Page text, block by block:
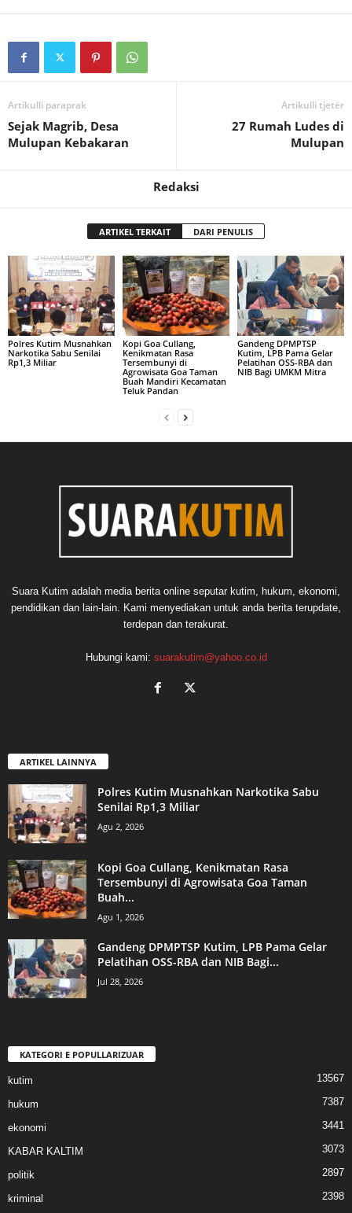
Artikulli paraprak
Sejak Magrib, Desa
Mulupan Kebakaran
Artikulli tjetër
27 Rumah Ludes di
Mulupan
Redaksi
ARTIKEL TERKAIT DARI PENULIS
Polres Kutim Musnahkan
Narkotika Sabu Senilai
Rp1,3 Miliar
Kopi Goa Cullang,
Kenikmatan Rasa
Tersembunyi di
Agrowisata Goa Taman
Buah Mandiri Kecamatan
Teluk Pandan
Gandeng DPMPTSP
Kutim, LPB Pama Gelar
Pelatihan OSS-RBA dan
NIB Bagi UMKM Mitra
Suara Kutim adalah media berita online seputar kutim, hukum, ekonomi,
pendidikan dan lain-lain. Kami menyediakan untuk anda berita terupdate,
terdepan dan terakurat.
Hubungi kami: suarakutim@yahoo.co.id
ARTIKEL LAINNYA
Polres Kutim Musnahkan Narkotika Sabu
Senilai Rp1,3 Miliar
Agu 2, 2026
Kopi Goa Cullang, Kenikmatan Rasa
Tersembunyi di Agrowisata Goa Taman
Buah...
Agu 1, 2026
Gandeng DPMPTSP Kutim, LPB Pama Gelar
Pelatihan OSS-RBA dan NIB Bagi...
Jul 28, 2026
KATEGORI E POPULLARIZUAR
kutim 13567
hukum 7387
ekonomi 3441
KABAR KALTIM 3073
politik 2897
kriminal 2398